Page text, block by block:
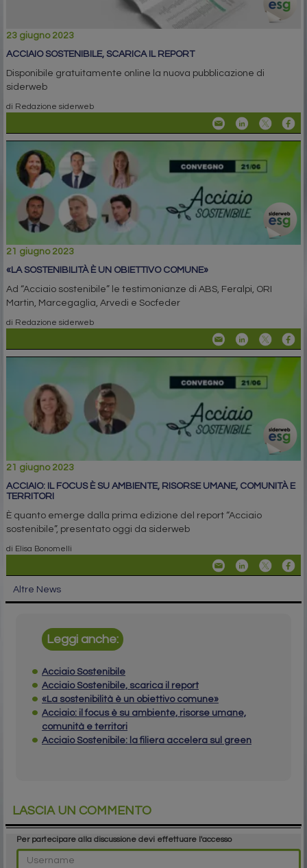
23 giugno 2023
ACCIAIO SOSTENIBILE, SCARICA IL REPORT
Disponibile gratuitamente online la nuova pubblicazione di
siderweb
di Redazione siderweb
21 giugno 2023
«LA SOSTENIBILITÀ È UN OBIETTIVO COMUNE»
Ad “Acciaio sostenibile” le testimonianze di ABS, Feralpi, ORI
Martin, Marcegaglia, Arvedi e Socfeder
di Redazione siderweb
21 giugno 2023
ACCIAIO: IL FOCUS È SU AMBIENTE, RISORSE UMANE, COMUNITÀ E
TERRITORI
È quanto emerge dalla prima edizione del report “Acciaio
sostenibile”, presentato oggi da siderweb
di Elisa Bonomelli
Altre News
Leggi anche:
Acciaio Sostenibile
Acciaio Sostenibile, scarica il report
«La sostenibilità è un obiettivo comune»
Acciaio: il focus è su ambiente, risorse umane,
comunità e territori
Acciaio Sostenibile: la filiera accelera sul green
LASCIA UN COMMENTO
Per partecipare alla discussione devi effettuare l'accesso